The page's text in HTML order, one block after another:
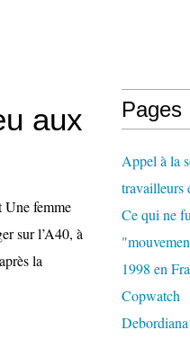
aux
femme
sur l’A40, à
la
Pages
Appel à la
travailleurs
Ce qui ne
1998 en
Copwatch
Debordiana